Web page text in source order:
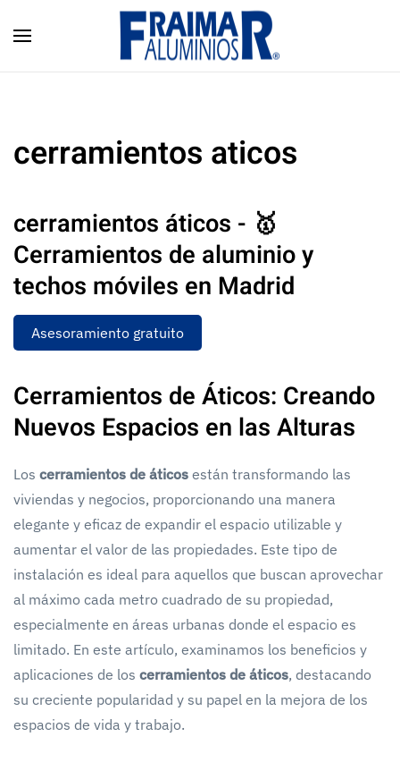
Skip to main content
cerramientos aticos
cerramientos áticos - 🥇
Cerramientos de aluminio y
techos móviles en Madrid
Asesoramiento gratuito
Cerramientos de Áticos: Creando
Nuevos Espacios en las Alturas
Los cerramientos de áticos están transformando las
viviendas y negocios, proporcionando una manera
elegante y eficaz de expandir el espacio utilizable y
aumentar el valor de las propiedades. Este tipo de
instalación es ideal para aquellos que buscan aprovechar
al máximo cada metro cuadrado de su propiedad,
especialmente en áreas urbanas donde el espacio es
limitado. En este artículo, examinamos los beneficios y
aplicaciones de los cerramientos de áticos, destacando
su creciente popularidad y su papel en la mejora de los
espacios de vida y trabajo.